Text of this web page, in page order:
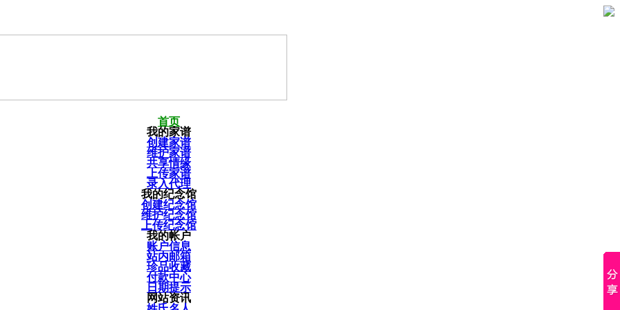
首页
我的家谱
创建家谱
维护家谱
共享情缘
上传家谱
录入代理
我的纪念馆
创建纪念馆
维护纪念馆
上传纪念馆
我的帐户
账户信息
站内邮箱
珍品收藏
付款中心
日期提示
网站资讯